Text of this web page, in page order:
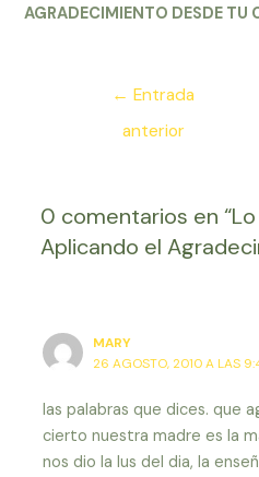
AGRADECIMIENTO DESDE TU
Navegación
entradas
← Entrada
anterior
0 comentarios en
Aplicando el
MARY
26 AGOSTO, 2010 A LAS
las palabras que dices. que
cierto nuestra madre es la
nos dio la lus del dia, la